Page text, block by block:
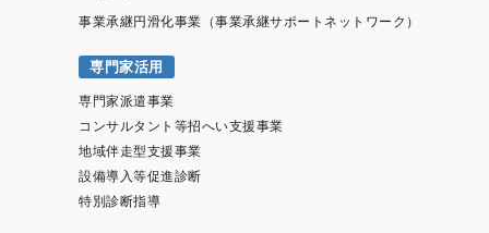
事業承継円滑化事業（事業承継サポートネットワーク）
専門家活用
専門家派遣事業
コンサルタント等招へい支援事業
地域伴走型支援事業
設備導入等促進診断
特別診断指導